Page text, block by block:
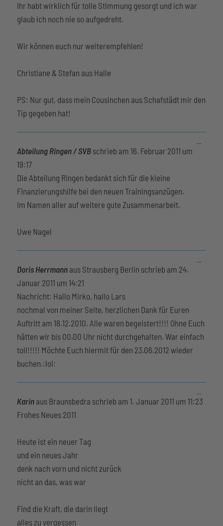
Ihr habt wirklich für tolle Stimmung gesorgt und ich war
glaub ich noch nie so aufgedreht.
Wir können euch nur weiterempfehlen!
Christiane & Stefan aus Halle
PS: Nur gut, dass mein Cousinchen aus Schafstädt mir den
Tip gegeben hat!
Abteilung Ringen / SVB schrieb am 16. Februar 2011 um
19:17
Die Abteilung Ringen bedankt sich für die kleine
Finanzierungshilfe bei den neuen Trainingsanzügen.
Im Namen aller auf weitere gute Zusammenarbeit.
Uwe Nagel
Doris Herrmann aus Strausberg Berlin schrieb am 24.
Januar 2011 um 14:21
Nachricht: Hallo Mirko, hallo Lars
nochmal von meiner Seite, herzlichen Dank für Euren
Auftritt am 18.12.2010. Alle waren begeistert!!!! Ohne Euch
hätten wir bis 00.00 Uhr nicht durchgehalten. War einfach
toll!!!!! Möchte Euch hiermit für den 23.06.2012 wieder
buchen.:lol:
Karin aus Braunsbedra schrieb am 1. Januar 2011 um 11:23
Frohes Neues 2011
Heute ist ein neuer Tag
und ein neues Jahr
denk nach vorn und nicht zurück
nicht an das, was war
Find die Kraft, die darin liegt
alles zu vergessen
Metabox
ein-/